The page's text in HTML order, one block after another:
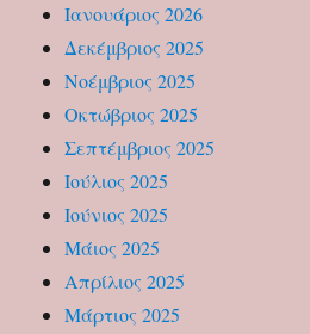
Ιανουάριος 2026
Δεκέμβριος 2025
Νοέμβριος 2025
Οκτώβριος 2025
Σεπτέμβριος 2025
Ιούλιος 2025
Ιούνιος 2025
Μάιος 2025
Απρίλιος 2025
Μάρτιος 2025